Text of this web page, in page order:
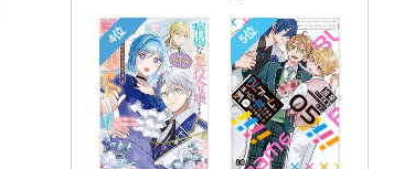
4位 5位